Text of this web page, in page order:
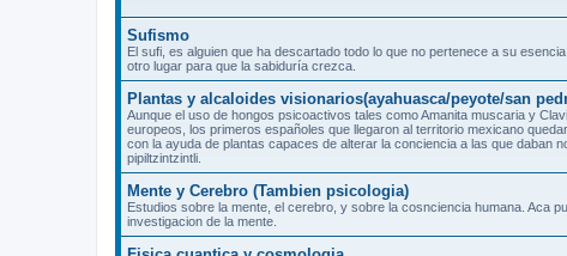
Sufismo
El sufi, es alguien que ha descartado todo lo que no pertenece a su
otro lugar para que la sabiduría crezca.
Plantas y alcaloides visionarios(ayahuasca/peyote/san
Aunque el uso de hongos psicoactivos tales como Amanita muscaria y
europeos, los primeros españoles que llegaron al territorio mexicano
con la ayuda de plantas capaces de alterar la conciencia a las que daban
pipiltzintzintli.
Mente y Cerebro (Tambien psicologia)
Estudios sobre la mente, el cerebro, y sobre la cosnciencia humana. Aca
investigacion de la mente.